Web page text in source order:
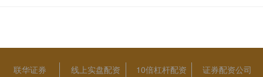
联华证券 线上实盘配资 10倍杠杆配资 证券配资公司